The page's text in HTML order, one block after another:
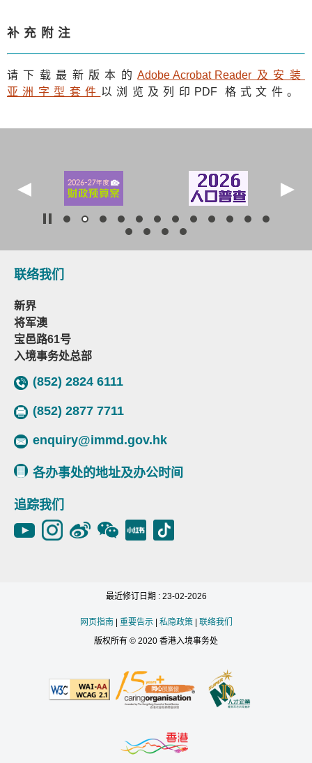
补充附注
请下载最新版本的Adobe Acrobat Reader及安装
亚洲字型套件 以浏览及列印 PDF 格式文件。
联络我们
新界
将军澳
宝邑路61号
入境事务处总部
(852) 2824 6111
(852) 2877 7711
enquiry@immd.gov.hk
各办事处的地址及办公时间
追踪我们
最近修订日期 : 23-02-2026
网页指南 重要告示| 私隐政策| 联络我们
版权所有 © 2020 香港入境事务处